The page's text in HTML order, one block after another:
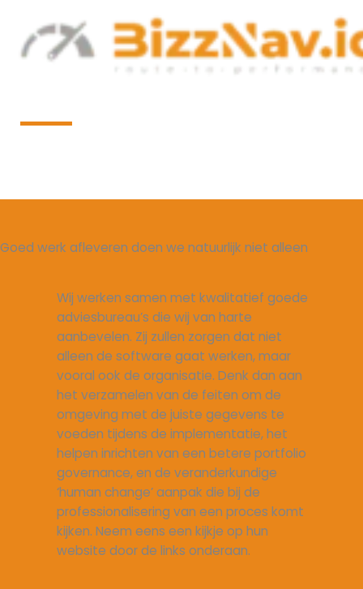
Goed werk afleveren doen we natuurlijk niet alleen
Wij werken samen met kwalitatief goede
adviesbureau’s die wij van harte
aanbevelen. Zij zullen zorgen dat niet
alleen de software gaat werken, maar
vooral ook de organisatie. Denk dan aan
het verzamelen van de feiten om de
omgeving met de juiste gegevens te
voeden tijdens de implementatie, het
helpen inrichten van een betere portfolio
governance, en de veranderkundige
‘human change’ aanpak die bij de
professionalisering van een proces komt
kijken. Neem eens een kijkje op hun
website door de links onderaan.